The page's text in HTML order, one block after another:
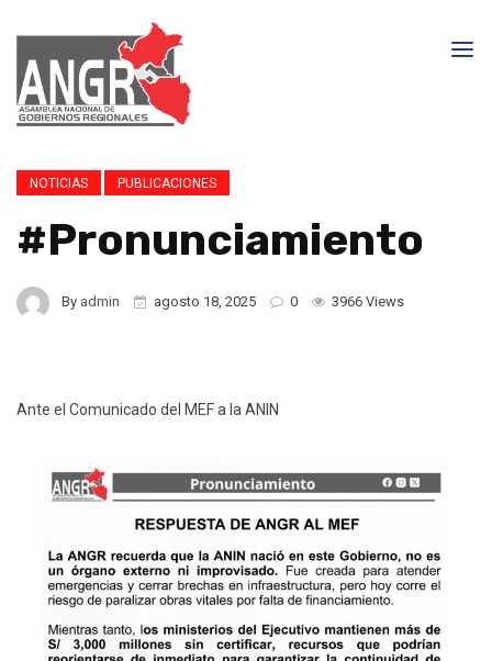
NOTICIAS PUBLICACIONES
#Pronunciamiento
By admin agosto 18, 2025 0 3966 Views
Ante el Comunicado del MEF a la ANIN